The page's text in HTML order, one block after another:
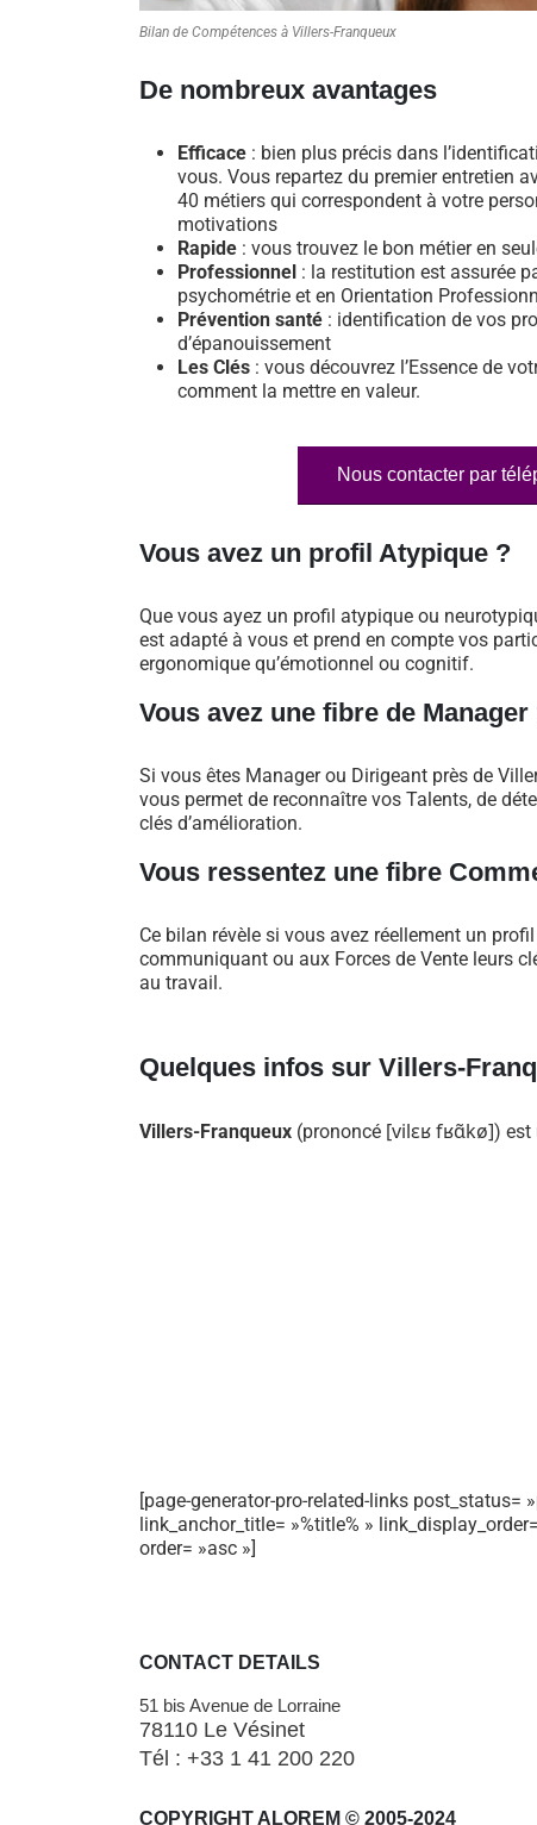
Bilan de Compétences à Villers-Franqueux
De nombreux avantages
Efficace : bien plus précis dans
vous. Vous repartez du premier entretien
40 métiers qui correspondent à votre
motivations
Rapide : vous trouvez le bon métier en
Professionnel : la restitution est assurée
psychométrie et en Orientation
Prévention santé : identification de vos
d’épanouissement
Les Clés : vous découvrez l’Essence de
comment la mettre en valeur.
Nous contacter par
Vous avez un profil Atypique ?
Que vous ayez un profil atypique ou
est adapté à vous et prend en compte vos
ergonomique qu’émotionnel ou cognitif.
Vous avez une fibre de Manager
Si vous êtes Manager ou Dirigeant près de
vous permet de reconnaître vos Talents, de
clés d’amélioration.
Vous ressentez une fibre
Ce bilan révèle si vous avez réellement un
communiquant ou aux Forces de Vente leurs
au travail.
Quelques infos sur Villers-
Villers-Franqueux (prononcé [vilɛʁfʁɑ̃kø]) est
[page-generator-pro-related-links post_status=
link_anchor_title= »%title% »
order= »asc »]
CONTACT DETAILS
51 bis Avenue de Lorraine
78110 Le Vésinet
Tél : +33 1 41 200 220
COPYRIGHT ALOREM © 2005-2024